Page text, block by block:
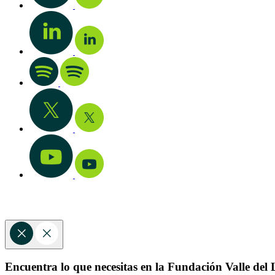
Encuentra lo que necesitas en la Fundación Valle del